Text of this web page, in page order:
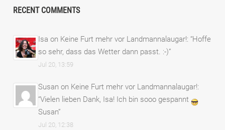
RECENT COMMENTS
Isa on Keine Furt mehr vor Landmannalaugar!: “Hoffe
so sehr, dass das Wetter dann passt. :-)”
Jul 20, 13:59
Susan on Keine Furt mehr vor Landmannalaugar!:
“Vielen lieben Dank, Isa! Ich bin sooo gespannt
Susan”
Jul 20, 12:38